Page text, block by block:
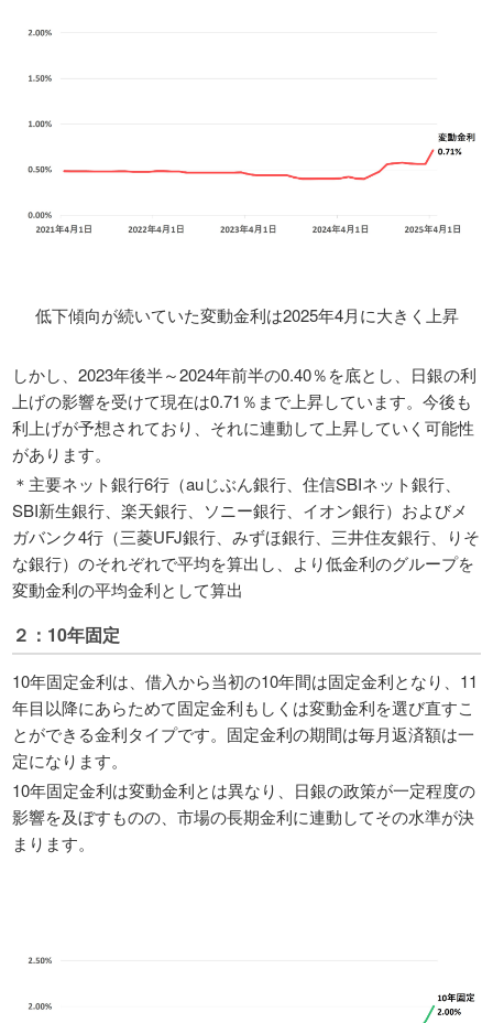
低下傾向が続いていた変動金利は2025年4月に大きく上昇
しかし、2023年後半～2024年前半の0.40％を底とし、日銀の利
上げの影響を受けて現在は0.71％まで上昇しています。今後も
利上げが予想されており、それに連動して上昇していく可能性
があります。
＊主要ネット銀行6行（auじぶん銀行、住信SBIネット銀行、
SBI新生銀行、楽天銀行、ソニー銀行、イオン銀行）およびメ
ガバンク4行（三菱UFJ銀行、みずほ銀行、三井住友銀行、りそ
な銀行）のそれぞれで平均を算出し、より低金利のグループを
変動金利の平均金利として算出
２：10年固定
10年固定金利は、借入から当初の10年間は固定金利となり、11
年目以降にあらためて固定金利もしくは変動金利を選び直すこ
とができる金利タイプです。固定金利の期間は毎月返済額は一
定になります。
10年固定金利は変動金利とは異なり、日銀の政策が一定程度の
影響を及ぼすものの、市場の長期金利に連動してその水準が決
まります。